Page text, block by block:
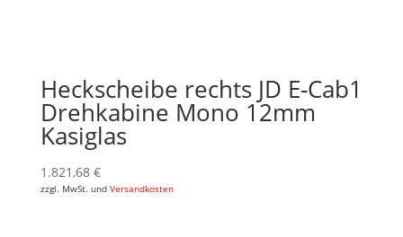
Heckscheibe rechts JD E-Cab1
Drehkabine Mono 12mm
Kasiglas
1.821,68 €
zzgl. MwSt. und Versandkosten